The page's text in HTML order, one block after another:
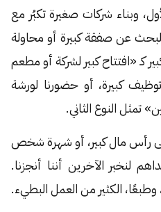
وبناء شركات صغيرة تكبُر مع
عن صفقة كبيرة أو محاولة
كـ «افتتاح كبير لشركة أو مطعم
كبيرة، أو حضورنا لورشة
النوع الثاني.
على رأس مال كبير، أو شهرة شخص
لنخبر الآخرين أننا أنجزنا.
الكثير من العمل البطيء.